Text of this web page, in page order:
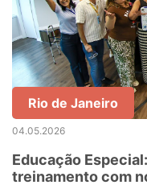
Rio de Janeiro
04.05.2026
Educação
treinamento com